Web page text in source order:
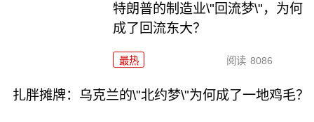
特朗普的制造业\"回流梦\"，为何
成了回流东大？
最热 阅读 8086
扎胖摊牌：乌克兰的\"北约梦\"为何成了一地鸡毛？